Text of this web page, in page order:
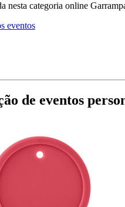
nesta categoria online
eventos
de eventos